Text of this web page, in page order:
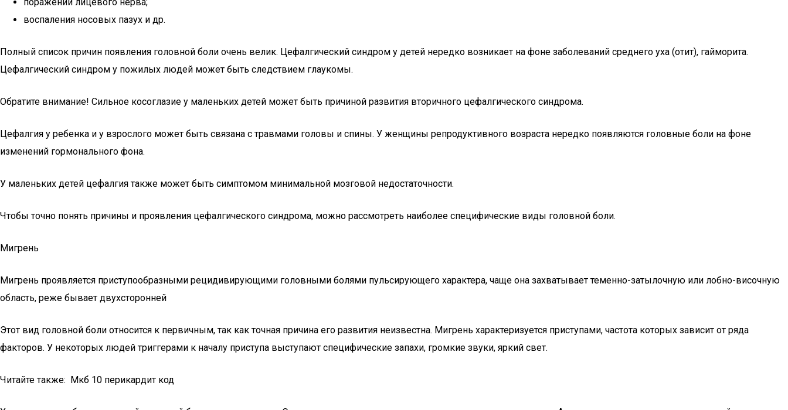
воспаления носовых пазух и др.
Полный список причин появления головной боли очень велик. Цефалгический синдром у детей нередко возникает на фоне заболеваний среднего уха (отит), гайморита.
Цефалгический синдром у пожилых людей может быть следствием глаукомы.
Обратите внимание! Сильное косоглазие у маленьких детей может быть причиной развития вторичного цефалгического синдрома.
Цефалгия у ребенка и у взрослого может быть связана с травмами головы и спины. У женщины репродуктивного возраста нередко появляются головные боли на фоне
изменений гормонального фона.
У маленьких детей цефалгия также может быть симптомом минимальной мозговой недостаточности.
Чтобы точно понять причины и проявления цефалгического синдрома, можно рассмотреть наиболее специфические виды головной боли.
Мигрень
Мигрень проявляется приступообразными рецидивирующими головными болями пульсирующего характера, чаще она захватывает теменно-затылочную или лобно-височную
область, реже бывает двухсторонней
Этот вид головной боли относится к первичным, так как точная причина его развития неизвестна. Мигрень характеризуется приступами, частота которых зависит от ряда
факторов. У некоторых людей триггерами к началу приступа выступают специфические запахи, громкие звуки, яркий свет.
Читайте также: Мкб 10 перикардит код